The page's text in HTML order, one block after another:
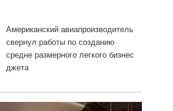
Американский авиапроизводитель
свернул работы по созданию
средне размерного легкого бизнес
джета